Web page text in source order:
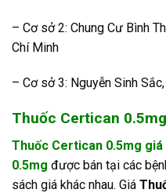
– Cơ sở 2: Chung Cư Bình
Chí Minh
– Cơ sở 3: Nguyễn Sinh
Thuốc Certican
Thuốc Certican 0.5mg
0.5mg được bán tại các
sách giá khác nhau. Giá